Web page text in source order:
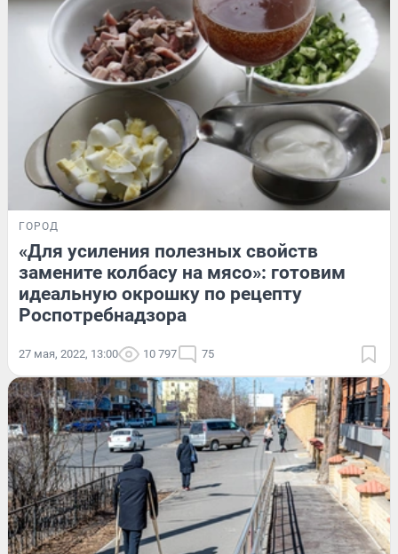
ГОРОД
«Для усиления полезных свойств
замените колбасу на мясо»: готовим
идеальную окрошку по рецепту
Роспотребнадзора
27 мая, 2022, 13:00 10 797 75